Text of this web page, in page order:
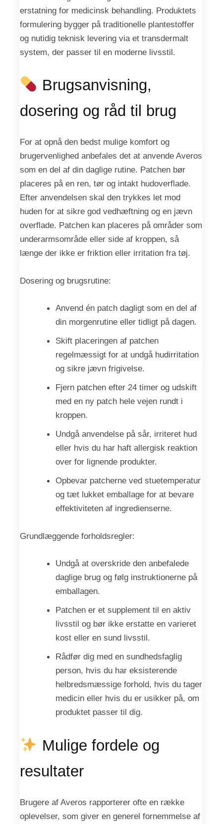
erstatning for medicinsk behandling. Produktets
formulering bygger på traditionelle plantestoffer
og nutidig teknisk levering via et transdermalt
system, der passer til en moderne livsstil.
Brugsanvisning,
dosering og råd til brug
For at opnå den bedst mulige komfort og
brugervenlighed anbefales det at anvende Averos
som en del af din daglige rutine. Patchen bør
placeres på en ren, tør og intakt hudoverflade.
Efter anvendelsen skal den trykkes let mod
huden for at sikre god vedhæftning og en jævn
overflade. Patchen kan placeres på områder som
underarmsområde eller side af kroppen, så
længe der ikke er friktion eller irritation fra tøj.
Dosering og brugsrutine:
Anvend én patch dagligt som en del af
din morgenrutine eller tidligt på dagen.
Skift placeringen af patchen
regelmæssigt for at undgå hudirritation
og sikre jævn frigivelse.
Fjern patchen efter 24 timer og udskift
med en ny patch hele vejen rundt i
kroppen.
Undgå anvendelse på sår, irriteret hud
eller hvis du har haft allergisk reaktion
over for lignende produkter.
Opbevar patcherne ved stuetemperatur
og tæt lukket emballage for at bevare
effektiviteten af ingredienserne.
Grundlæggende forholdsregler:
Undgå at overskride den anbefalede
daglige brug og følg instruktionerne på
emballagen.
Patchen er et supplement til en aktiv
livsstil og bør ikke erstatte en varieret
kost eller en sund livsstil.
Rådfør dig med en sundhedsfaglig
person, hvis du har eksisterende
helbredsmæssige forhold, hvis du tager
medicin eller hvis du er usikker på, om
produktet passer til dig.
Mulige fordele og
resultater
Brugere af Averos rapporterer ofte en række
oplevelser, som giver en generel fornemmelse af